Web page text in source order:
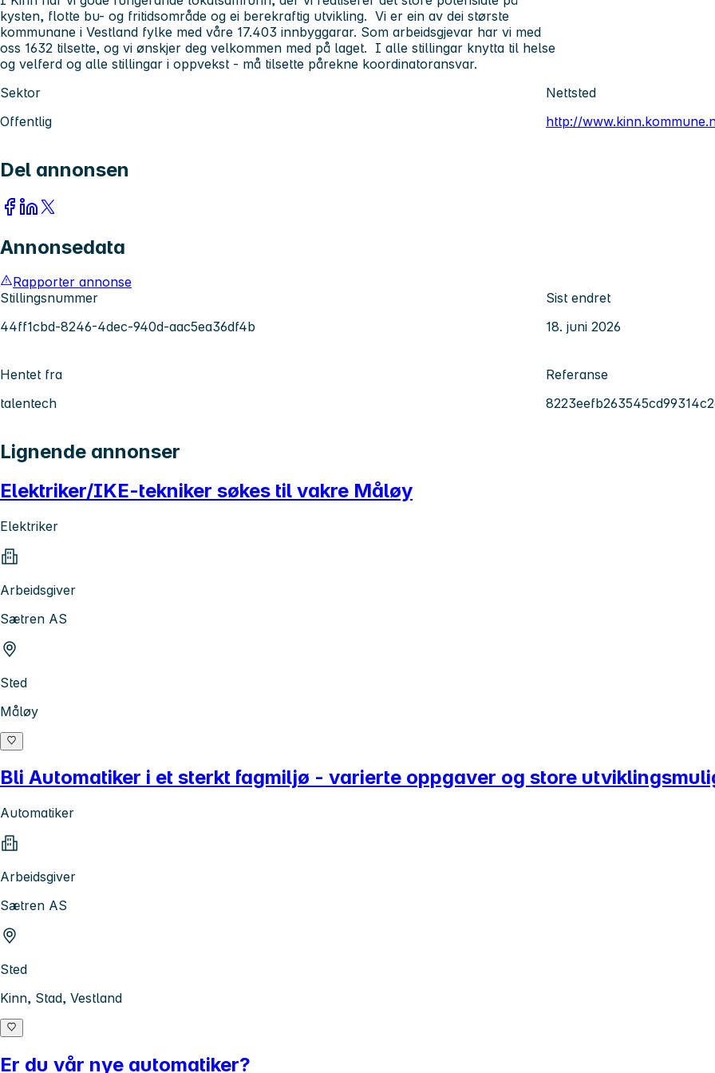
kysten, flotte bu- og fritidsområde og ei berekraftig utvikling. Vi er ein av dei største
kommunane i Vestland fylke med våre 17.403 innbyggarar. Som arbeidsgjevar har vi med
oss 1632 tilsette, og vi ønskjer deg velkommen med på laget. I alle stillingar knytta til helse
og velferd og alle stillingar i oppvekst - må tilsette pårekne koordinatoransvar.
Sektor
Offentlig
Nettsted
http://
Del annonsen
Annonsedata
Rapporter annonse
Stillingsnummer
44ff1cbd-8246-4dec-940d-aac5ea36df4b
Sist endret
18. juni 2026
Hentet fra
talentech
Referanse
Lignende annonser
Elektriker/IKE-tekniker søkes til vakre Måløy
Elektriker
Arbeidsgiver
Sætren AS
Sted
Måløy
Bli Automatiker i et sterkt fagmiljø - varierte oppgaver og store
Automatiker
Arbeidsgiver
Sætren AS
Sted
Kinn, Stad, Vestland
Er du vår nye automatiker?